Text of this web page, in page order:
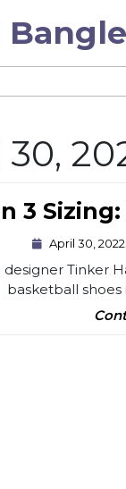
Bangle
3
April 30, 2022
Tinker
basketball shoes